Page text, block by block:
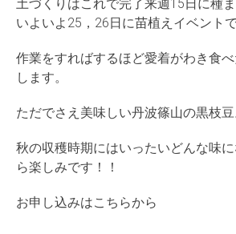
土づくりはこれで完了来週15日に種
いよいよ25，26日に苗植えイベントで
作業をすればするほど愛着がわき食
します。
ただでさえ美味しい丹波篠山の黒枝豆
秋の収穫時期にはいったいどんな味
ら楽しみです！！
お申し込みはこちらから